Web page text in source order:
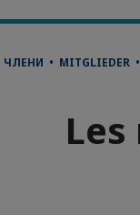
ЧЛЕНИ • MITGLIEDER •